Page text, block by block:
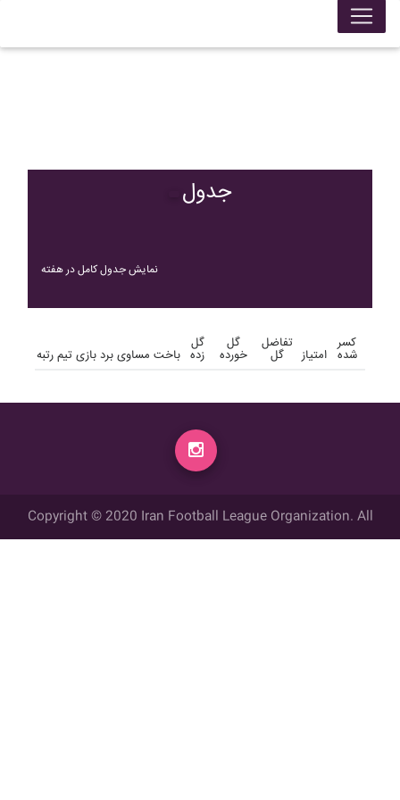
جدول
نمایش جدول کامل در هفته
رتبه تیم بازی برد مساوی باخت
گل
زده
گل
خورده
تفاضل
گل امتیاز
کسر
شده
Copyright © 2020 Iran Football League Organization. All